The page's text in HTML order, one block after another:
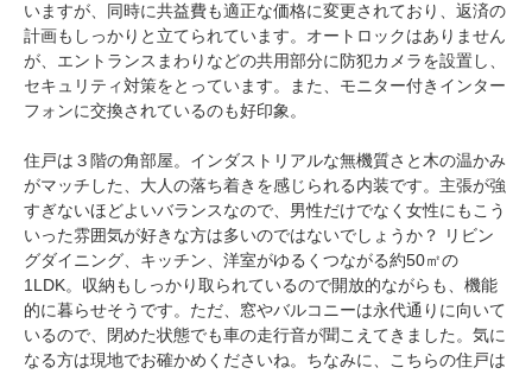
いますが、同時に共益費も適正な価格に変更されており、返済の
計画もしっかりと立てられています。オートロックはありません
が、エントランスまわりなどの共用部分に防犯カメラを設置し、
セキュリティ対策をとっています。また、モニター付きインター
フォンに交換されているのも好印象。
住戸は３階の角部屋。インダストリアルな無機質さと木の温かみ
がマッチした、大人の落ち着きを感じられる内装です。主張が強
すぎないほどよいバランスなので、男性だけでなく女性にもこう
いった雰囲気が好きな方は多いのではないでしょうか？ リビン
グダイニング、キッチン、洋室がゆるくつながる約50㎡の
1LDK。収納もしっかり取られているので開放的ながらも、機能
的に暮らせそうです。ただ、窓やバルコニーは永代通りに向いて
いるので、閉めた状態でも車の走行音が聞こえてきました。気に
なる方は現地でお確かめくださいね。ちなみに、こちらの住戸は